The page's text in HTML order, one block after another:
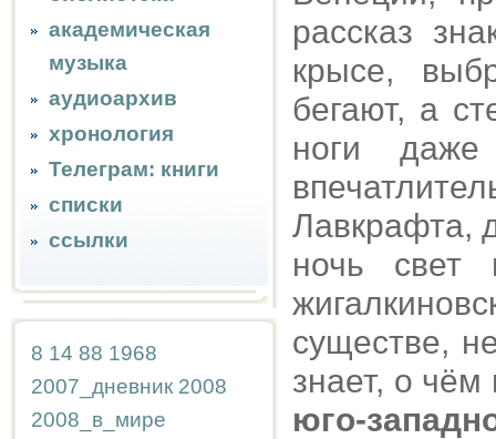
академическая
музыка
аудиоархив
хронология
Телеграм: книги
списки
ссылки
8 14 88 1968
2007_дневник 2008
2008_в_мире
рассказ
крысе,
бегают, а
ноги
Лавкрафта,
ночь
существе,
знает, о чём
юго-